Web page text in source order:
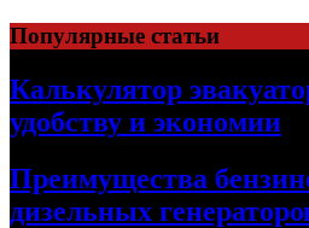
Skip
to
content
Популярные статьи
Калькулятор
удобству и экономии
Преимущества
дизельных